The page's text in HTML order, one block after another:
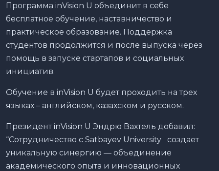
Программа inVision U объединит в себе
бесплатное обучение, наставничество и
практическое образование. Поддержка
студентов продолжится и после выпуска через
помощь в запуске стартапов и социальных
инициатив.
Обучение в inVision U будет проходить на трех
языках – английском, казахском и русском.
Президент inVision U Эндрю Вахтель добавил:
“Сотрудничество с Satbayev University создает
уникальную синергию — объединение
академического опыта и инновационных